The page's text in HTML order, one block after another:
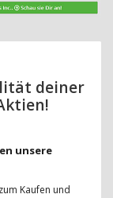
deiner
unsere
Kaufen und